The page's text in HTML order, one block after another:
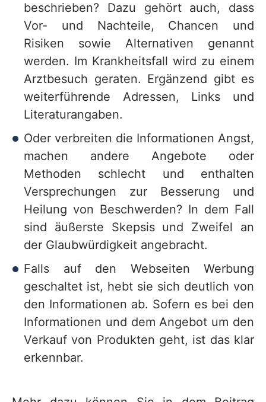
beschrieben? Dazu gehört auch, dass
Vor- und Nachteile, Chancen und
Risiken sowie Alternativen genannt
werden. Im Krankheitsfall wird zu einem
Arztbesuch geraten. Ergänzend gibt es
weiterführende Adressen, Links und
Literaturangaben.
Oder verbreiten die Informationen Angst,
machen andere Angebote oder
Methoden schlecht und enthalten
Versprechungen zur Besserung und
Heilung von Beschwerden? In dem Fall
sind äußerste Skepsis und Zweifel an
der Glaubwürdigkeit angebracht.
Falls auf den Webseiten Werbung
geschaltet ist, hebt sie sich deutlich von
den Informationen ab. Sofern es bei den
Informationen und dem Angebot um den
Verkauf von Produkten geht, ist das klar
erkennbar.